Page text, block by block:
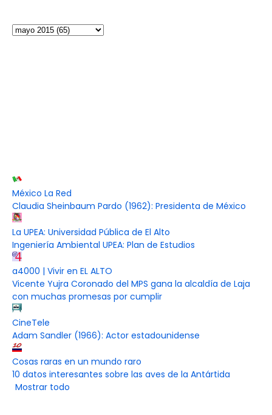
México La Red
Claudia Sheinbaum Pardo (1962): Presidenta de México
La UPEA: Universidad Pública de El Alto
Ingeniería Ambiental UPEA: Plan de Estudios
a4000 | Vivir en EL ALTO
Vicente Yujra Coronado del MPS gana la alcaldía de Laja
con muchas promesas por cumplir
CineTele
Adam Sandler (1966): Actor estadounidense
Cosas raras en un mundo raro
10 datos interesantes sobre las aves de la Antártida
Mostrar todo